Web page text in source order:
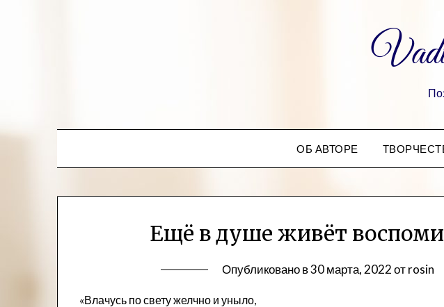
ОБ АВТОРЕ
Ещё в душе живёт
Опубликовано в30 марта, 2022отrosin
«Влачусь по свету желчно и уныло,